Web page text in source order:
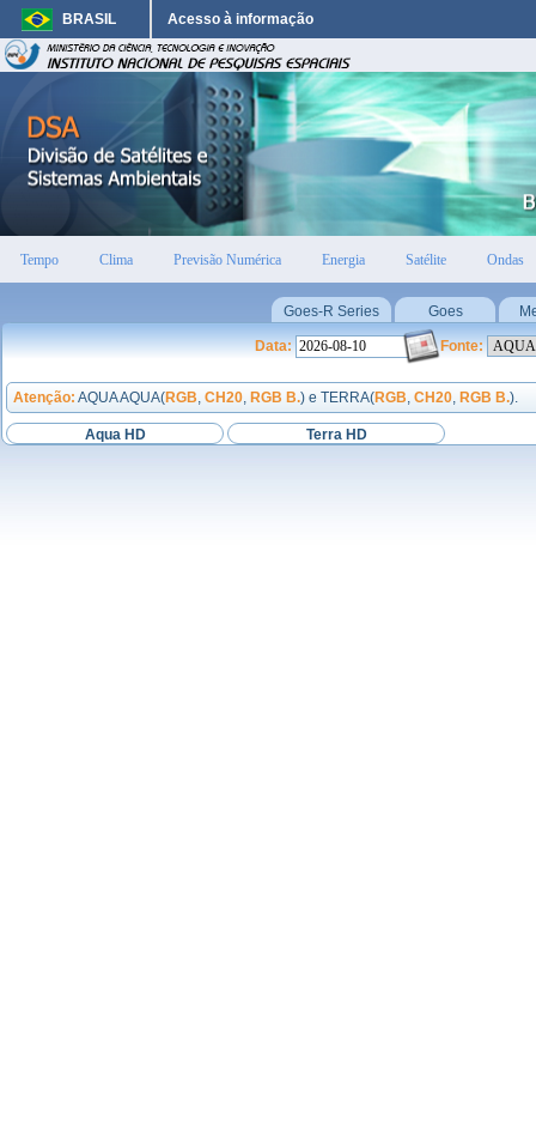
BRASIL Acesso à informação
Tempo Clima Previsão Numérica Energia Satélite Ondas
Goes-R Series Goes
Data: Fonte:
Atenção: AQUA AQUA(RGB CH20 RGB B.) e TERRA(RGB CH20 RGB B.).
Aqua HD Terra HD